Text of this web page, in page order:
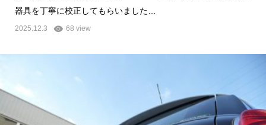
器具を丁寧に校正してもらいました…
2025.12.3 68 view